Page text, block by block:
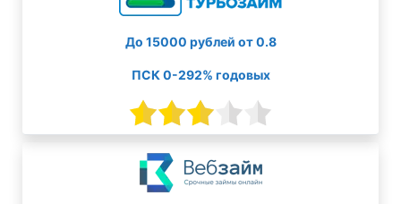
До 15000 рублей от 0.8
ПСК 0-292% годовых